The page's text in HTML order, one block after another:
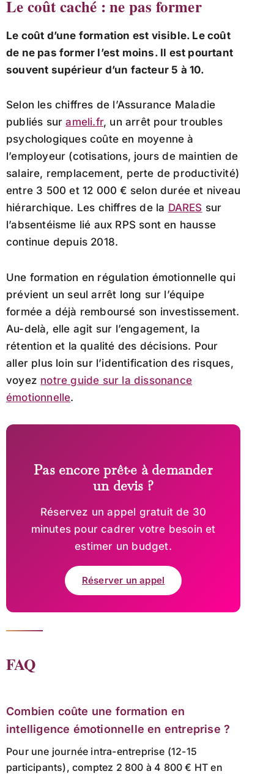
Le coût caché : ne pas former
Le coût d’une formation est visible. Le coût
de ne pas former l’est moins. Il est pourtant
souvent supérieur d’un facteur 5 à 10.
Selon les chiffres de l’Assurance Maladie
publiés surameli.fr, un arrêt pour troubles
psychologiques coûte en moyenne à
l’employeur (cotisations, jours de maintien de
salaire, remplacement, perte de productivité)
entre 3 500 et 12 000 € selon durée et niveau
hiérarchique. Les chiffres de la DARES sur
l’absentéisme lié aux RPS sont en hausse
continue depuis 2018.
Une formation en régulation émotionnelle qui
prévient un seul arrêt long sur l’équipe
formée a déjà remboursé son investissement.
Au-delà, elle agit sur l’engagement, la
rétention et la qualité des décisions. Pour
aller plus loin sur l’identification des risques,
voyez notre guide sur la dissonance
émotionnelle.
Pas encore prêt·e à demander
un devis ?
Réservez un appel gratuit de 30
minutes pour cadrer votre besoin et
estimer un budget.
Réserver un appel
FAQ
Combien coûte une formation en
intelligence émotionnelle en entreprise ?
Pour une journée intra-entreprise (12-15
participants), comptez 2 800 à 4 800 € HT en